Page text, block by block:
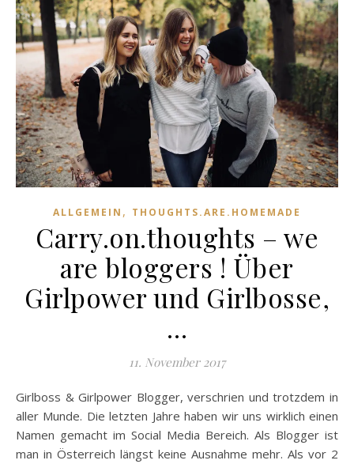
ALLGEMEIN , THOUGHTS.ARE.HOMEMADE
Carry.on.thoughts – we
are bloggers ! Über
Girlpower und Girlbosse,
…
11. November 2017
Girlboss & Girlpower Blogger, verschrien und trotzdem in
aller Munde. Die letzten Jahre haben wir uns wirklich einen
Namen gemacht im Social Media Bereich. Als Blogger ist
man in Österreich längst keine Ausnahme mehr. Als vor 2